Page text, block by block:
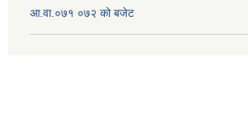
आ.वा.०७१ ०७२ को बजेट